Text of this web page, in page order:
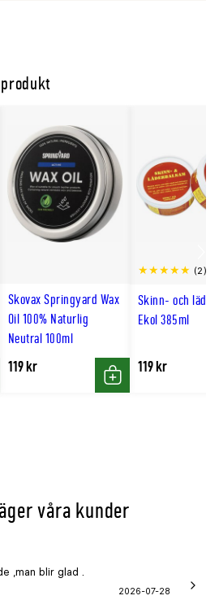
smuts och låt kängorna
Vårda lädret med
eller läderprodukt och prova
yta.
Skovax Springyard Wax
Oil 100% Naturlig
Neutral 100ml
119 kr
Köp
Skinn- och
Ekol 385ml
(2)
119 kr
våra kunder
,man blir glad .
2026-07-28